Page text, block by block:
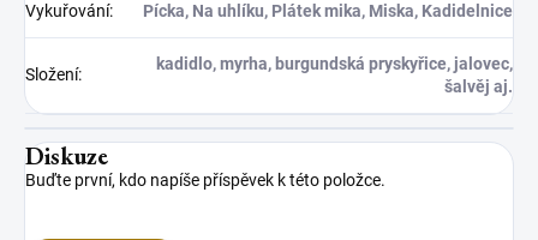
Vykuřování: Pícka, Na uhlíku, Plátek mika, Miska, Kadidelnice
Složení:
kadidlo, myrha, burgundská pryskyřice, jalovec,
šalvěj aj.
Diskuze
Buďte první, kdo napíše příspěvek k této položce.